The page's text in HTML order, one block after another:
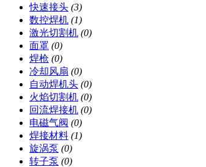
快速接头 (3)
数控焊机 (1)
激光切割机 (0)
面罩 (0)
焊枪 (0)
冷却风扇 (0)
自动焊机头 (0)
火焰切割机 (0)
回流焊接机 (0)
电磁气阀 (0)
焊接材料 (1)
旋涡泵 (0)
转子泵 (0)